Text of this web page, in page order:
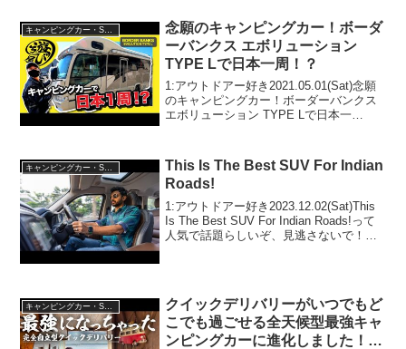
2:アウトドアー...
念願のキャンピングカー！ボーダ
ーバンクス エボリューション
TYPE Lで日本一周！？
1:アウトドアー好き2021.05.01(Sat)念願
のキャンピングカー！ボーダーバンクス
エボリューション TYPE Lで日本一
2021.05.01(Sat)この動画は注目...
キャンピングカー・SUV人気車種
This Is The Best SUV For Indian
Roads!
1:アウトドアー好き2023.12.02(Sat)This
Is The Best SUV For Indian Roads!って
人気で話題らしいぞ、見逃さないで！！
クイックデリバリーがいつでもど
こでも過ごせる全天候型最強キャ
ンピングカーに進化しました！テ